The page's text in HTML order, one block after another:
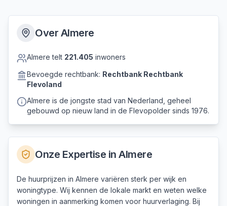
Over Almere
Almere telt 221.405 inwoners
Bevoegde rechtbank: Rechtbank Rechtbank
Flevoland
Almere is de jongste stad van Nederland, geheel
gebouwd op nieuw land in de Flevopolder sinds 1976.
Onze Expertise in Almere
De huurprijzen in Almere variëren sterk per wijk en
woningtype. Wij kennen de lokale markt en weten welke
woningen in aanmerking komen voor huurverlaging. Bij